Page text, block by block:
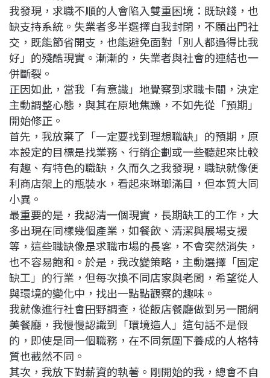
我發現，求職不順的人會陷入雙重困境：既缺錢，也
缺支持系統。失業者多半選擇自我封閉，不願出門社
交，既能節省開支，也能避免面對「別人都過得比我
好」的殘酷現實。漸漸的，失業者與社會的連結也一
併斷裂。
正因如此，當我「有意識」地覺察到求職卡關，決定
主動調整心態，與其在原地焦躁，不如先從「預期」
開始修正。
首先，我放棄了「一定要找到理想職缺」的預期，原
本設定的目標是找業務、行銷企劃或一些聽起來比較
有趣、有特色的職缺，久而久之我發現，職缺就像便
利商店架上的瓶裝水，看起來琳瑯滿目，但本質大同
小異。
最重要的是，我認清一個現實，長期缺工的工作，大
多出現在同樣幾個產業，如餐飲、清潔與展場支援
等，這些職缺像是求職市場的長客，不會突然消失，
也不容易飽和。於是，我改變策略，主動選擇「固定
缺工」的行業，但每次換不同店家與老闆，希望從人
與環境的變化中，找出一點點觀察的趣味。
我就像進行社會田野調查，從飯店餐廳做到另一間網
美餐廳，我慢慢認識到「環境造人」這句話不是假
的，即使是同一個職務，在不同氛圍下養成的人格特
質也截然不同。
其次，我放下對薪資的執著。剛開始的我，總會不自